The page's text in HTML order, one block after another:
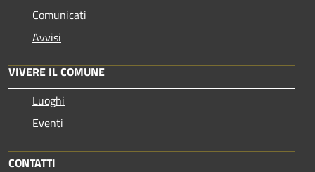
Comunicati
Avvisi
VIVERE IL COMUNE
Luoghi
Eventi
CONTATTI